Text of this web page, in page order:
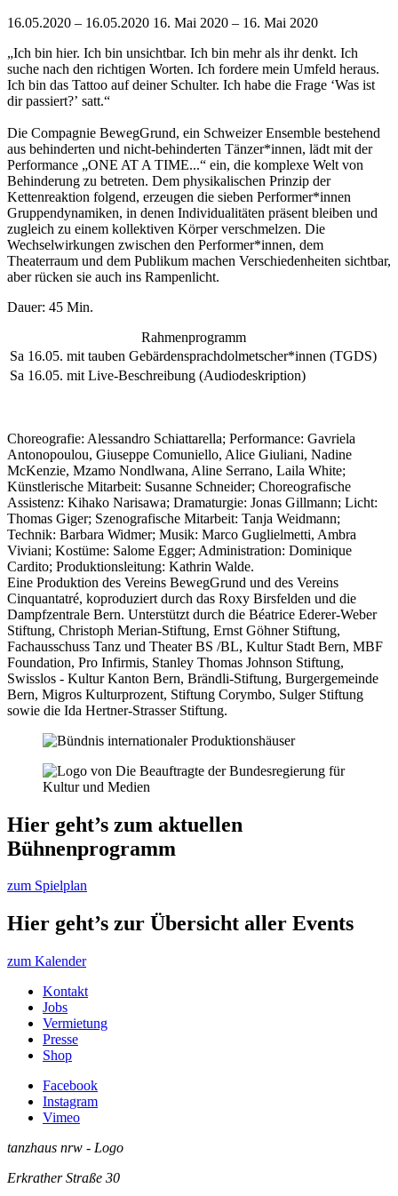
16.05.2020 – 16.05.2020 16. Mai 2020 – 16. Mai 2020
„Ich bin hier. Ich bin unsichtbar. Ich bin mehr als ihr denkt. Ich
suche nach den richtigen Worten. Ich fordere mein Umfeld heraus.
Ich bin das Tattoo auf deiner Schulter. Ich habe die Frage ‘Was ist
dir passiert?’ satt.“
Die Compagnie BewegGrund, ein Schweizer Ensemble bestehend
aus behinderten und nicht-behinderten Tänzer*innen, lädt mit der
Performance „ONE AT A TIME...“ ein, die komplexe Welt von
Behinderung zu betreten. Dem physikalischen Prinzip der
Kettenreaktion folgend, erzeugen die sieben Performer*innen
Gruppendynamiken, in denen Individualitäten präsent bleiben und
zugleich zu einem kollektiven Körper verschmelzen. Die
Wechselwirkungen zwischen den Performer*innen, dem
Theaterraum und dem Publikum machen Verschiedenheiten sichtbar,
aber rücken sie auch ins Rampenlicht.
Dauer: 45 Min.
Rahmenprogramm
Sa 16.05. mit tauben Gebärdensprachdolmetscher*innen (TGDS)
Sa 16.05. mit Live-Beschreibung (Audiodeskription)
Choreografie: Alessandro Schiattarella; Performance: Gavriela
Antonopoulou, Giuseppe Comuniello, Alice Giuliani, Nadine
McKenzie, Mzamo Nondlwana, Aline Serrano, Laila White;
Künstlerische Mitarbeit: Susanne Schneider; Choreografische
Assistenz: Kihako Narisawa; Dramaturgie: Jonas Gillmann; Licht:
Thomas Giger; Szenografische Mitarbeit: Tanja Weidmann;
Technik: Barbara Widmer; Musik: Marco Guglielmetti, Ambra
Viviani; Kostüme: Salome Egger; Administration: Dominique
Cardito; Produktionsleitung: Kathrin Walde.
Eine Produktion des Vereins BewegGrund und des Vereins
Cinquantatré, koproduziert durch das Roxy Birsfelden und die
Dampfzentrale Bern. Unterstützt durch die Béatrice Ederer-Weber
Stiftung, Christoph Merian-Stiftung, Ernst Göhner Stiftung,
Fachausschuss Tanz und Theater BS /BL, Kultur Stadt Bern, MBF
Foundation, Pro Infirmis, Stanley Thomas Johnson Stiftung,
Swisslos - Kultur Kanton Bern, Brändli-Stiftung, Burgergemeinde
Bern, Migros Kulturprozent, Stiftung Corymbo, Sulger Stiftung
sowie die Ida Hertner-Strasser Stiftung.
Hier geht’s zum aktuellen
Bühnenprogramm
zum Spielplan
Hier geht’s zur Übersicht aller Events
zum Kalender
Kontakt
Jobs
Vermietung
Presse
Shop
Facebook
Instagram
Vimeo
tanzhaus nrw - Logo
Erkrather Straße 30